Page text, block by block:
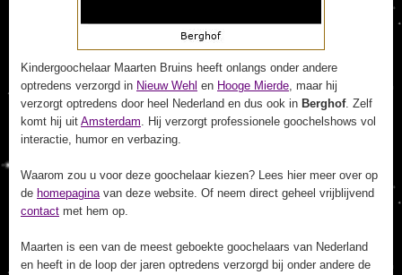
Kindergoochelaar Maarten Bruins heeft onlangs onder andere
optredens verzorgd in Nieuw Wehl en Hooge Mierde, maar hij
verzorgt optredens door heel Nederland en dus ook in Berghof. Zelf
komt hij uit Amsterdam. Hij verzorgt professionele goochelshows vol
interactie, humor en verbazing.
Waarom zou u voor deze goochelaar kiezen? Lees hier meer over op
de homepaginavan deze website. Of neem direct geheel vrijblijvend
contact met hem op.
Maarten is een van de meest geboekte goochelaars van Nederland
en heeft in de loop der jaren optredens verzorgd bij onder andere de